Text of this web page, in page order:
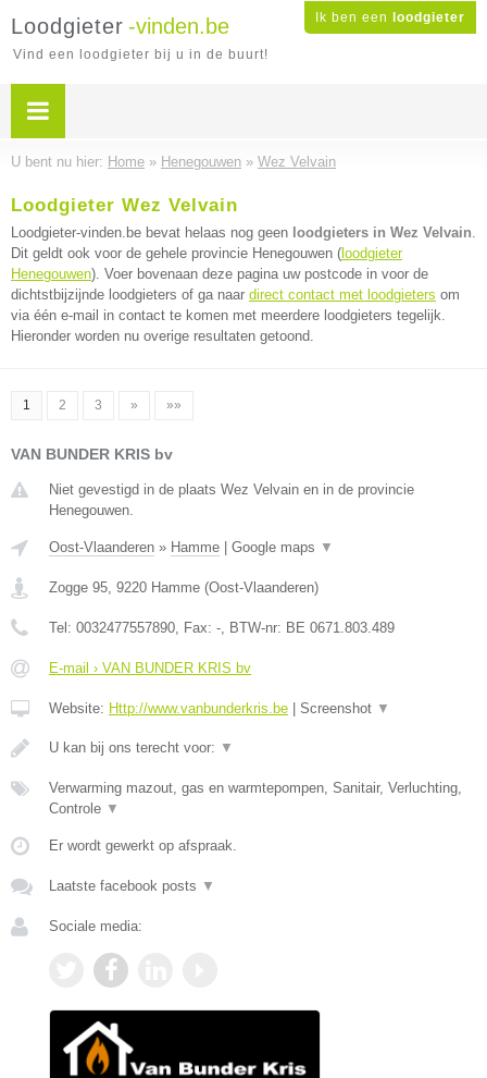
Ik ben een loodgieter
Loodgieter -vinden.be
Vind een loodgieter bij u in de buurt!
U bent nu hier: Home » Henegouwen » Wez Velvain
Loodgieter Wez Velvain
Loodgieter-vinden.be bevat helaas nog geen loodgieters in Wez Velvain.
Dit geldt ook voor de gehele provincie Henegouwen ( loodgieter
Henegouwen). Voer bovenaan deze pagina uw postcode in voor de
dichtstbijzijnde loodgieters of ga naar direct contact met loodgieters om
via één e-mail in contact te komen met meerdere loodgieters tegelijk.
Hieronder worden nu overige resultaten getoond.
1 2 3 » »»
VAN BUNDER KRIS bv
Niet gevestigd in de plaats Wez Velvain en in de provincie
Henegouwen.
Oost-Vlaanderen » Hamme Google maps ▼
Zogge 95, 9220 Hamme (Oost-Vlaanderen)
Tel: 0032477557890, Fax: -, BTW-nr: BE 0671.803.489
E-mail › VAN BUNDER KRIS bv
Website: Http://www.vanbunderkris.be Screenshot ▼
U kan bij ons terecht voor: ▼
Verwarming mazout, gas en warmtepompen, Sanitair, Verluchting,
Controle ▼
Er wordt gewerkt op afspraak.
Laatste facebook posts ▼
Sociale media: